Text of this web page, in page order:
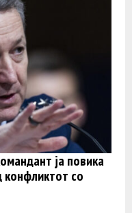
ја повика
конфликтот со